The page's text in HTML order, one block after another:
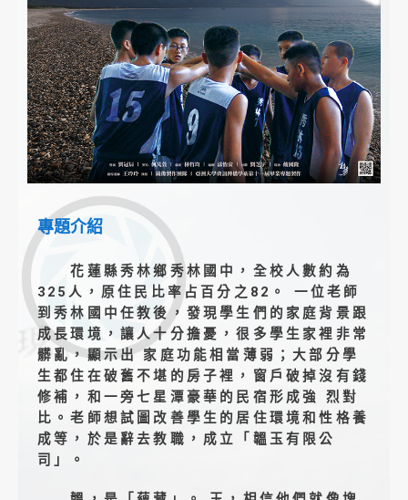
專題介紹
花蓮縣秀林鄉秀林國中，全校人數約為
325人，原住民比率占百分之82。 一位老師
到秀林國中任教後，發現學生們的家庭背景跟
成長環境，讓人十分擔憂，很多學生家裡非常
髒亂，顯示出 家庭功能相當薄弱；大部分學
生都住在破舊不堪的房子裡，窗戶破掉沒有錢
修補，和一旁七星潭豪華的民宿形成強 烈對
比。老師想試圖改善學生的居住環境和性格養
成等，於是辭去教職，成立「韞玉有限公
司」。